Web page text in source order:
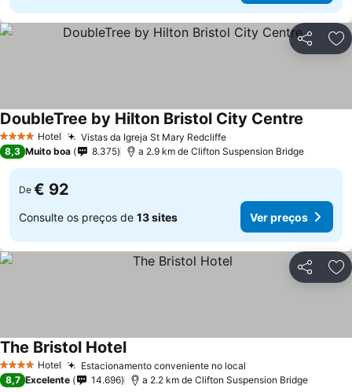
Partilhar
4 EstrelasHotel Vistas da Igreja St Mary Redcliffe
DoubleTree by Hilton Bristol City Centre
8,3 Muito boa 8.375 a 2.9 km de Clifton Suspension Bridge
De € 92
Consulte os preços de 13 sites Ver preços
Partilhar
4 EstrelasHotel Estacionamento conveniente no local
The Bristol Hotel
8,7 Excelente 14.696 a 2.2 km de Clifton Suspension Bridge